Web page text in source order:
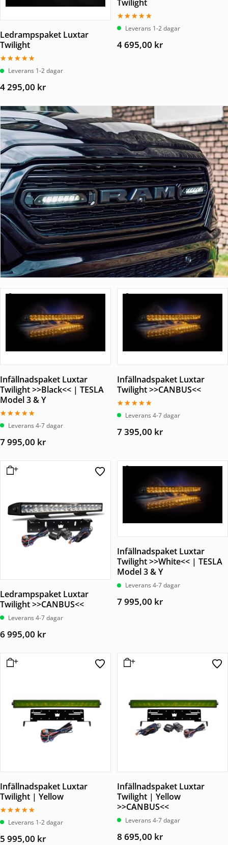
Ledrampspaket Luxtar
Twilight
Betygsatt
5.00Leverans 1-2 dagar
4 295,00 kr
Twilight
Betygsatt
5.00Leverans 1-2 dagar
4 695,00 kr
Infällnadspaket Luxtar
Twilight >>Black<< | TESLA
Model 3 & Y
Betygsatt
5.00Leverans 4-7 dagar
7 995,00 kr
Infällnadspaket Luxtar
Twilight >>CANBUS<<
Betygsatt
5.00Leverans 4-7 dagar
7 395,00 kr
Ledrampspaket Luxtar
Twilight >>CANBUS<<
Leverans 4-7 dagar
6 995,00 kr
Infällnadspaket Luxtar
Twilight >>White<< | TESLA
Model 3 & Y
Leverans 4-7 dagar
7 995,00 kr
Infällnadspaket Luxtar
Twilight | Yellow
Betygsatt
5.00Leverans 1-2 dagar
5 995,00 kr
Infällnadspaket Luxtar
Twilight | Yellow
>>CANBUS<<
Leverans 4-7 dagar
8 695,00 kr